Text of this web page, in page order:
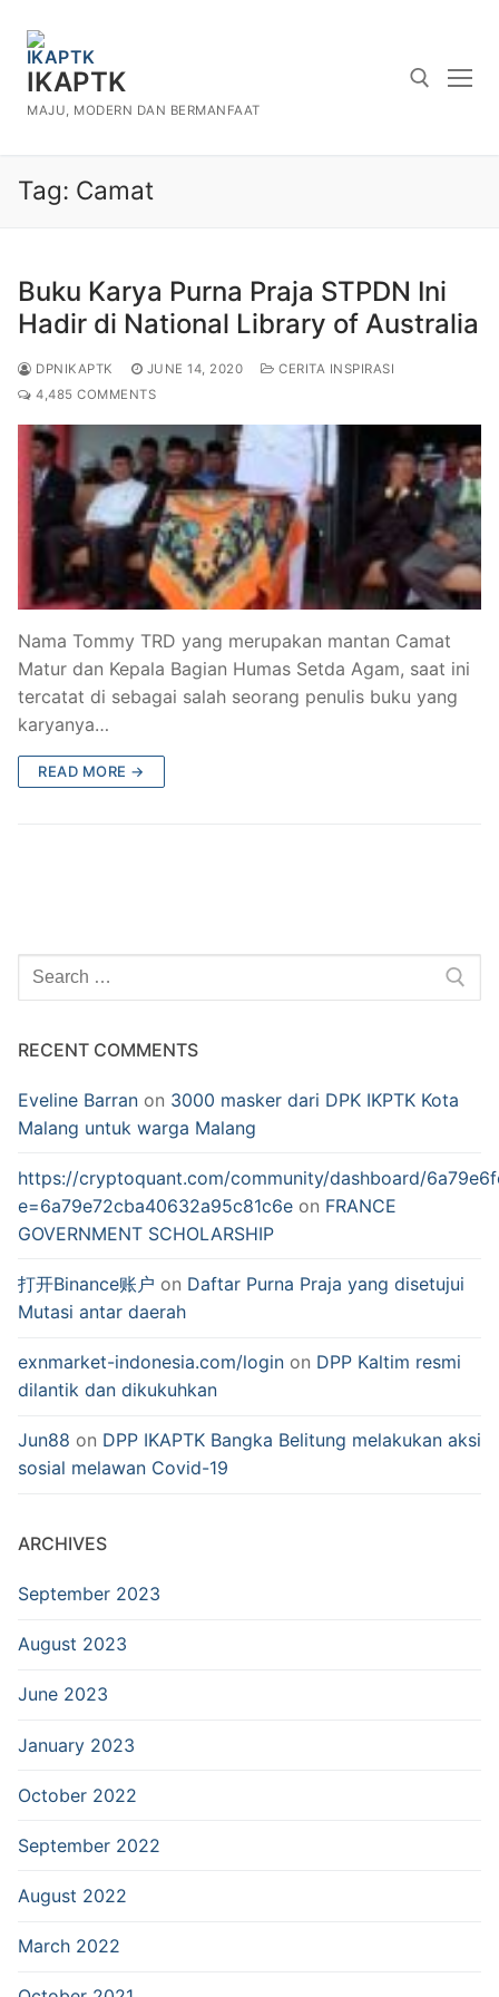
content
IKAPTK
MAJU, MODERN DAN BERMANFAAT
Tag: Camat
Buku Karya Purna Praja STPDN Ini
Hadir di National Library of Australia
DPNIKAPTK JUNE 14, 2020
CERITA INSPIRASI
4,485 COMMENTS
Nama Tommy TRD yang merupakan mantan Camat
Matur dan Kepala Bagian Humas Setda Agam, saat ini
tercatat di sebagai salah seorang penulis buku yang
karyanya…
READ MORE →
Search
for:
RECENT COMMENTS
Eveline Barran on 3000 masker dari DPK IKPTK Kota
Malang untuk warga Malang
https://cryptoquant.com/community/dashboard/
e=6a79e72cba40632a95c81c6e on FRANCE
GOVERNMENT SCHOLARSHIP
打开Binance账户 on Daftar Purna Praja yang disetujui
Mutasi antar daerah
exnmarket-indonesia.com/login on DPP Kaltim resmi
dilantik dan dikukuhkan
Jun88 on DPP IKAPTK Bangka Belitung melakukan aksi
sosial melawan Covid-19
ARCHIVES
September 2023
August 2023
June 2023
January 2023
October 2022
September 2022
August 2022
March 2022